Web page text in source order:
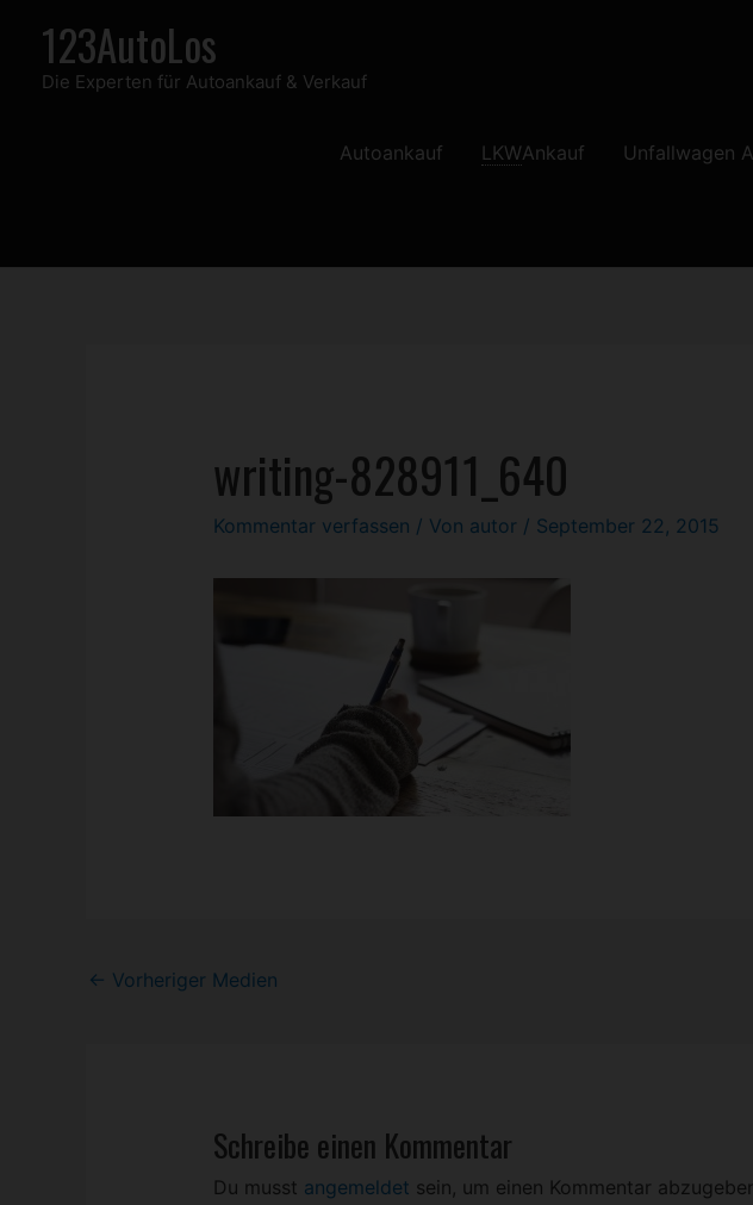
springen
123AutoLos
Die Experten für Autoankauf & Verkauf
Autoankauf LKWAnkauf Unfallwagen
writing-828911_640
Kommentar verfassen / Von autor / September 22, 2015
Post
← Vorheriger Medien
Schreibe einen Kommentar
Du musst angemeldet sein, um einen Kommentar